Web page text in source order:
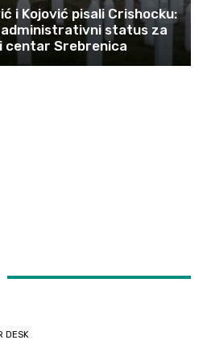
i Kojović pisali Crishocku:
administrativni status za
centar Srebrenica
DESK